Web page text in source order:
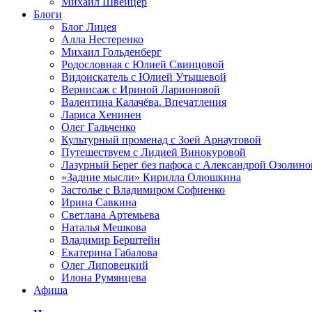
Блоги
Блог Лицея
Алла Нестеренко
Михаил Гольденберг
Родословная с Юлией Свинцовой
Видоискатель с Юлией Утышевой
Вернисаж с Ириной Ларионовой
Валентина Калачёва. Впечатления
Лариса Хенинен
Олег Гальченко
Культурный променад с Зоей Арнаутовой
Путешествуем с Лидией Винокуровой
Лазурный Берег без пафоса с Александрой
«Задние мысли» Кирилла Олюшкина
Застолье с Владимиром Софиенко
Ирина Савкина
Светлана Артемьева
Наталья Мешкова
Владимир Берштейн
Екатерина Габалова
Олег Липовецкий
Илона Румянцева
Афиша